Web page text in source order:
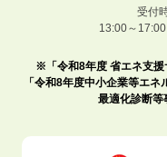
受付
13:00～17:00
※「令和8年度 省エネ支援
「令和8年度中小企業等エ
最適化診断等